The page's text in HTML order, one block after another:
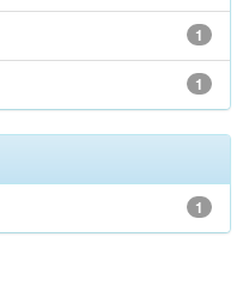
1
1
1